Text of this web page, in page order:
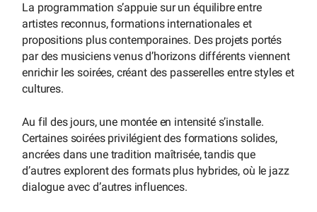
La programmation s’appuie sur un équilibre entre
artistes reconnus, formations internationales et
propositions plus contemporaines. Des projets portés
par des musiciens venus d’horizons différents viennent
enrichir les soirées, créant des passerelles entre styles et
cultures.
Au fil des jours, une montée en intensité s’installe.
Certaines soirées privilégient des formations solides,
ancrées dans une tradition maîtrisée, tandis que
d’autres explorent des formats plus hybrides, où le jazz
dialogue avec d’autres influences.